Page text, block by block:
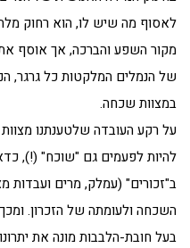
לאסוף מה שיש לו, הוא רחוק
מקור השפע והברכה, אך אוסף
של הנמלים המלקטות כל גרגר,
במצוות שכחה.
על רקע העובדה שלטענתנו
להיות לפעמים גם "שוכח" (!),
ב"זכורים" (עמלק, מרים ועבדות
השכחה ולעומתה של הזכרון.
בעל חובת-הלבבות מונה את